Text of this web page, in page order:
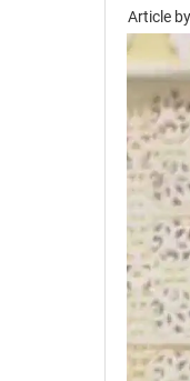
Article by